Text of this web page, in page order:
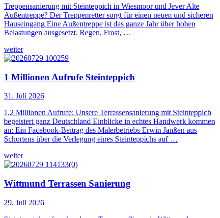
Treppensanierung mit Steinteppich in Wiesmoor und Jever Alte
Außentreppe? Der Treppenretter sorgt für einen neuen und sicheren
Hauseingang Eine Außentreppe ist das ganze Jahr über hohen
Belastungen ausgesetzt. Regen, Frost, …
weiter
1 Millionen Aufrufe Steinteppich
31. Juli 2026
1,2 Millionen Aufrufe: Unsere Terrassensanierung mit Steinteppich
begeistert ganz Deutschland Einblicke in echtes Handwerk kommen
an: Ein Facebook-Beitrag des Malerbetriebs Erwin Janßen aus
Schortens über die Verlegung eines Steinteppichs auf …
weiter
Wittmund Terrassen Sanierung
29. Juli 2026